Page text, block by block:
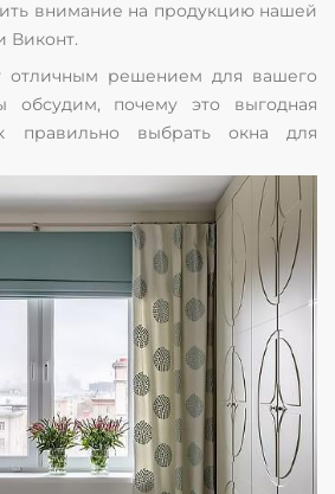
внимание на продукцию нашей
Виконт.
отличным решением для вашего
обсудим, почему это выгодная
правильно выбрать окна для